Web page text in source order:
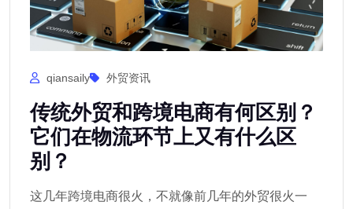
qiansaily 外贸资讯
传统外贸和跨境电商有何区别？
它们在物流环节上又有什么区
别？
这几年跨境电商很火，不就像前几年的外贸很火一